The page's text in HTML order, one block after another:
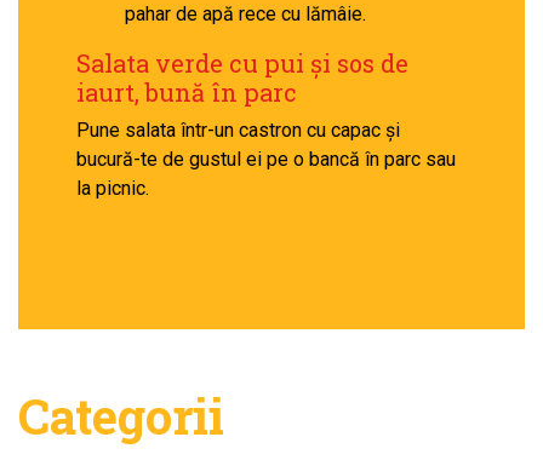
pahar de apă rece cu lămâie.
Salata verde cu pui și sos de
iaurt, bună în parc
Pune salata într-un castron cu capac și
bucură-te de gustul ei pe o bancă în parc sau
la picnic.
Categorii